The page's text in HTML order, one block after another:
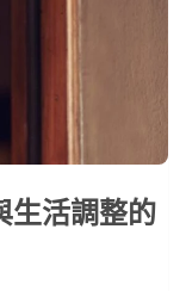
生活調整的